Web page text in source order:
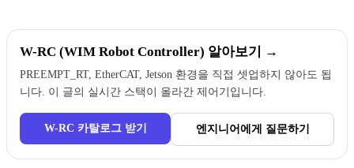
W-RC (WIM Robot Controller) 알아보기 →
PREEMPT_RT, EtherCAT, Jetson 환경을 직접 셋업하지 않아도 됩
니다. 이 글의 실시간 스택이 올라간 제어기입니다.
W-RC 카탈로그 받기 엔지니어에게 질문하기